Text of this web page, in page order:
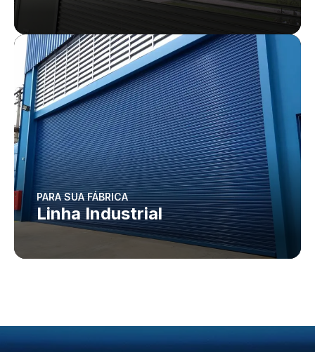
PARA SUA FÁBRICA
Linha Industrial